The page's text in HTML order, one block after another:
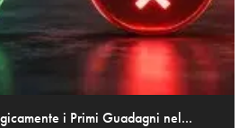
i Primi Guadagni nel...